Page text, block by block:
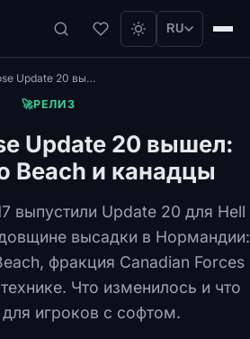
RU
Hell Let Loose Update 20 вышел: карта Juno Beach и канадцы
🚀РЕЛИЗ
Update 20 вышел:
Beach и канадцы
выпустили Update 20 для Hell
высадки в Нормандии:
фракция Canadian Forces
Что изменилось и что
для игроков с софтом.